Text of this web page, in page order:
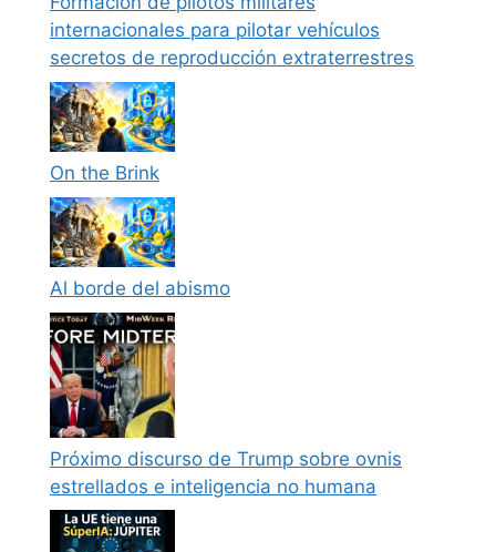
internacionales para pilotar vehículos
secretos de reproducción extraterrestres
On the Brink
Al borde del abismo
Próximo discurso de Trump sobre ovnis
estrellados e inteligencia no humana